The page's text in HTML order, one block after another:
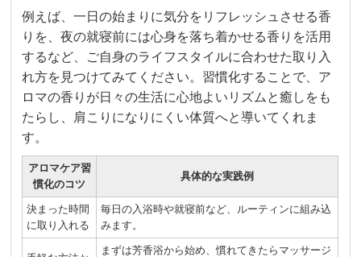
例えば、一日の始まりに気分をリフレッシュさせる香
りを、夜の就寝前には心身を落ち着かせる香りを活用
するなど、ご自身のライフスタイルに合わせた取り入
れ方を見つけてみてください。習慣化することで、ア
ロマの香りが日々の生活に心地よいリズムと癒しをも
たらし、肩こりになりにくい体質へと導いてくれま
す。
アロマケア習
慣化のコツ
具体的な実践例
決まった時間
に取り入れる
毎日の入浴時や就寝前など、ルーティンに組み込
みます。
まずは芳香浴から始め、慣れてきたらマッサージ